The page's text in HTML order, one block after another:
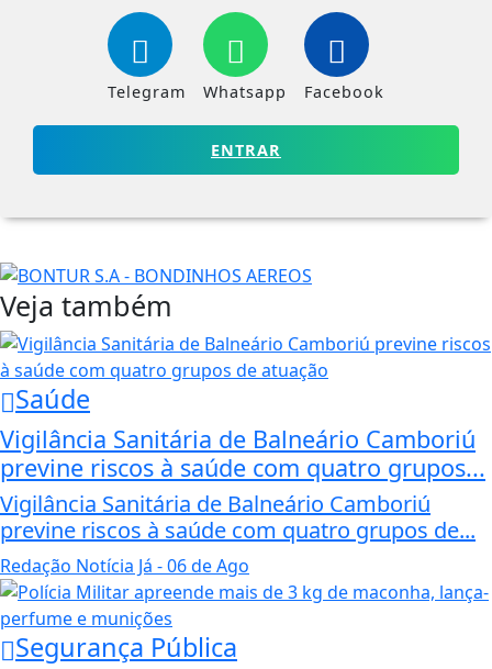
Telegram Whatsapp Facebook
ENTRAR
Veja também
Saúde
Vigilância Sanitária de Balneário Camboriú
previne riscos à saúde com quatro grupos...
Vigilância Sanitária de Balneário Camboriú
previne riscos à saúde com quatro grupos de...
Redação Notícia Já - 06 de Ago
Segurança Pública